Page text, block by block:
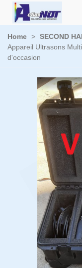
Home > SECOND
Appareil Ultrasons
d'occasion